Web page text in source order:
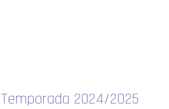
2024/2025